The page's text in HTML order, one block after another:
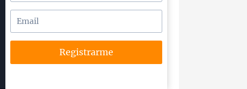
Registrarme